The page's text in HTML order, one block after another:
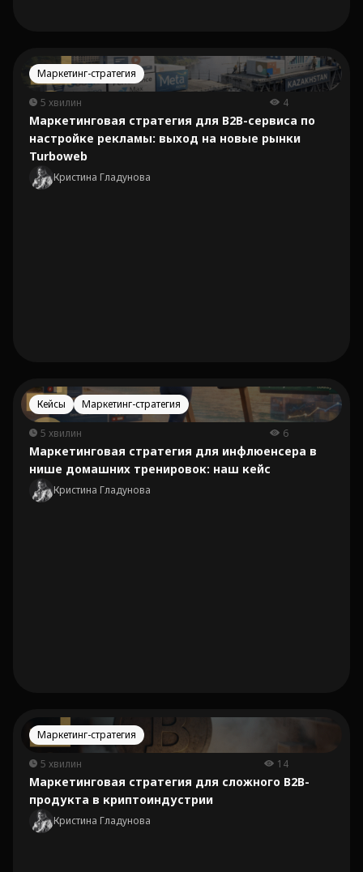
Маркетинг-стратегия
5 хвилин 4
Маркетинговая стратегия для B2B-сервиса по
настройке рекламы: выход на новые рынки
Turboweb
Кристина Гладунова
Кейсы Маркетинг-стратегия
5 хвилин 6
Маркетинговая стратегия для инфлюенсера в
нише домашних тренировок: наш кейс
Кристина Гладунова
Маркетинг-стратегия
5 хвилин 14
Маркетинговая стратегия для сложного B2B-
продукта в криптоиндустрии
Кристина Гладунова